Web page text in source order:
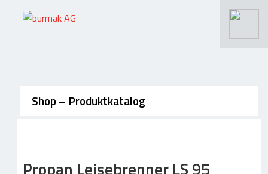
Schneiden – Wasserstrahlen
CNC Schneiden / Fräsen / Gravieren
Shop – Produktkatalog